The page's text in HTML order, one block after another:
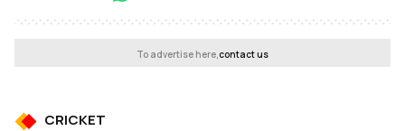
To advertise here,contact us
CRICKET